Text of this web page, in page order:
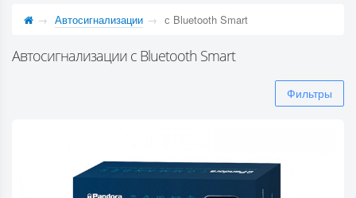
Автосигнализации с Bluetooth Smart
Автосигнализации с Bluetooth Smart
Фильтры